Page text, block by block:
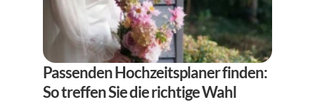
Passenden Hochzeitsplaner finden:
So treffen Sie die richtige Wahl